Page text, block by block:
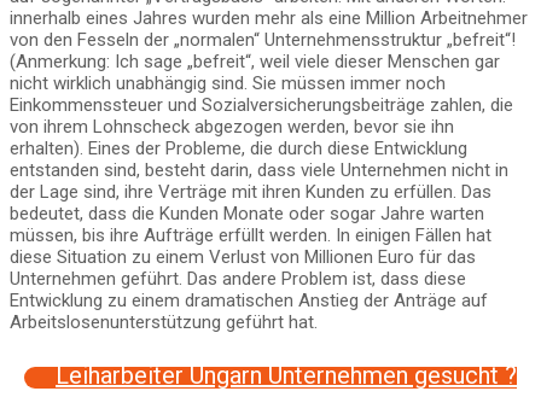
innerhalb eines Jahres wurden mehr als eine Million Arbeitnehmer
von den Fesseln der „normalen“ Unternehmensstruktur „befreit“!
(Anmerkung: Ich sage „befreit“, weil viele dieser Menschen gar
nicht wirklich unabhängig sind. Sie müssen immer noch
Einkommenssteuer und Sozialversicherungsbeiträge zahlen, die
von ihrem Lohnscheck abgezogen werden, bevor sie ihn
erhalten). Eines der Probleme, die durch diese Entwicklung
entstanden sind, besteht darin, dass viele Unternehmen nicht in
der Lage sind, ihre Verträge mit ihren Kunden zu erfüllen. Das
bedeutet, dass die Kunden Monate oder sogar Jahre warten
müssen, bis ihre Aufträge erfüllt werden. In einigen Fällen hat
diese Situation zu einem Verlust von Millionen Euro für das
Unternehmen geführt. Das andere Problem ist, dass diese
Entwicklung zu einem dramatischen Anstieg der Anträge auf
Arbeitslosenunterstützung geführt hat.
Leiharbeiter Ungarn Unternehmen gesucht ?